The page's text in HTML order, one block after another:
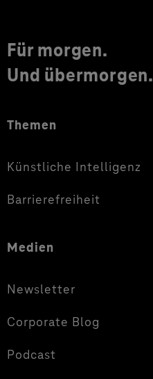
Für morgen.
Und übermorgen.
Themen
Künstliche Intelligenz
Barrierefreiheit
Medien
Newsletter
Corporate Blog
Podcast